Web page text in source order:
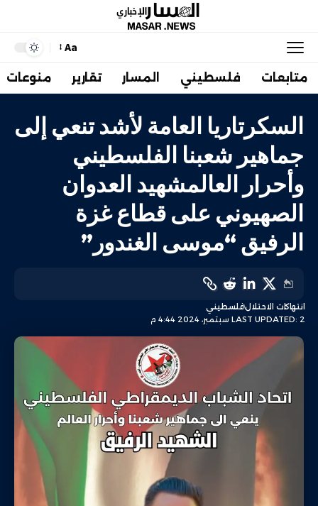
Aa
متابعات فلسطيني المسار تقارير منوعات
السكرتاريا العامة لأشد تنعي إلى
جماهير شعبنا الفلسطيني
وأحرار العالمشهيد العدوان
الصهيوني على قطاع غزة
الرفيق “موسى الغندور”
LAST UPDATED: 2 سبتمبر، 2024 4:44 م
انتهاكات الاحتلالفلسطيني